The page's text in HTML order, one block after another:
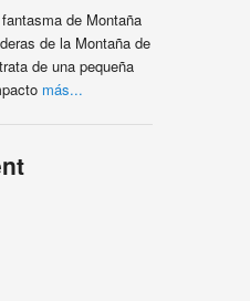
de Montaña
de la Montaña de
de una pequeña
más...